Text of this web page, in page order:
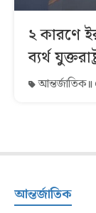
২ কারণে
ব্যর্থ
আন্তর্জাতিক
আন্তর্জাতিক